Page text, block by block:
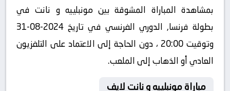
بمشاهدة المباراة المشوقة بين مونبلييه و نانت في
بطولة فرنسا, الدوري الفرنسي في تاريخ 2024-08-31
وتوقيت 20:00 ، دون الحاجة إلى الاعتماد على التلفزيون
العادي أو الذهاب إلى الملعب.
مباراة مونبلييه و نانت لايف